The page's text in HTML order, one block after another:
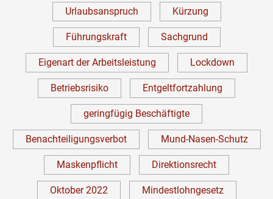
Urlaubsanspruch Kürzung
Führungskraft Sachgrund
Eigenart der Arbeitsleistung Lockdown
Betriebsrisiko Entgeltfortzahlung
geringfügig Beschäftigte
Benachteiligungsverbot Mund-Nasen-Schutz
Maskenpflicht Direktionsrecht
Oktober 2022 Mindestlohngesetz